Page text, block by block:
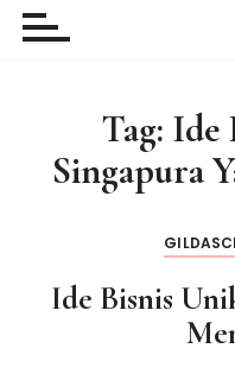
Tag: Ide
Singapura
Ide Bisnis